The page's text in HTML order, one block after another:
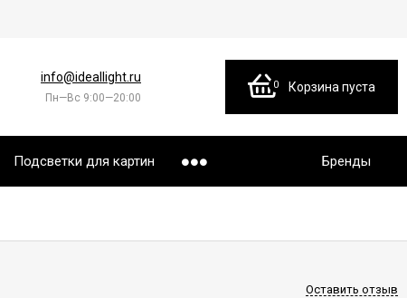
info@ideallight.ru
Пн—Вс 9:00—20:00
0 Корзина пуста
Бренды
Подсветки для картин
Оставить отзыв